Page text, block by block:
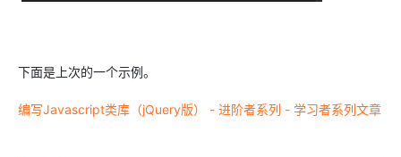
下面是上次的一个示例。
编写Javascript类库（jQuery版） - 进阶者系列 - 学习者系列文章